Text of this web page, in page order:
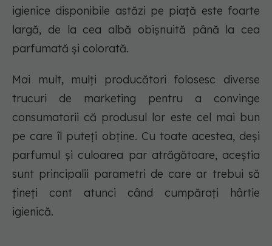
igienice disponibile astăzi pe piață este foarte
largă, de la cea albă obișnuită până la cea
parfumată și colorată.
Mai mult, mulți producători folosesc diverse
trucuri de marketing pentru a convinge
consumatorii că produsul lor este cel mai bun
pe care îl puteți obține. Cu toate acestea, deși
parfumul și culoarea par atrăgătoare, aceștia
sunt principalii parametri de care ar trebui să
țineți cont atunci când cumpărați hârtie
igienică.